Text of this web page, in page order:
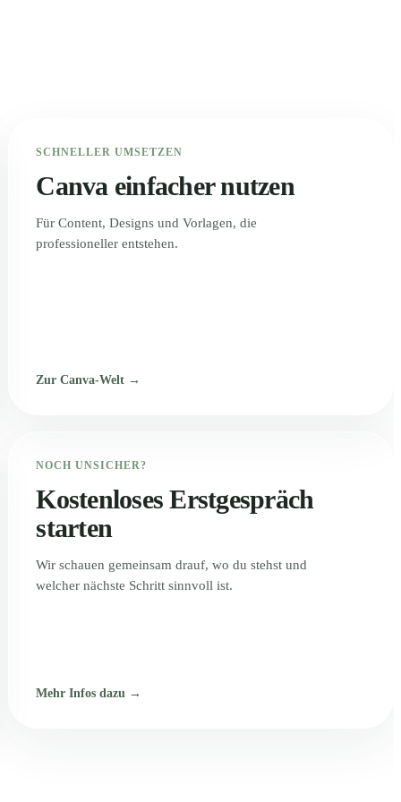
SCHNELLER UMSETZEN
Canva einfacher nutzen
Für Content, Designs und Vorlagen, die
professioneller entstehen.
Zur Canva-Welt →
NOCH UNSICHER?
Kostenloses Erstgespräch
starten
Wir schauen gemeinsam drauf, wo du stehst und
welcher nächste Schritt sinnvoll ist.
Mehr Infos dazu →